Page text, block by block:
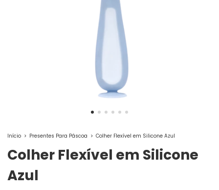
Início > Presentes Para Páscoa > Colher Flexível em Silicone Azul
Colher Flexível em Silicone
Azul